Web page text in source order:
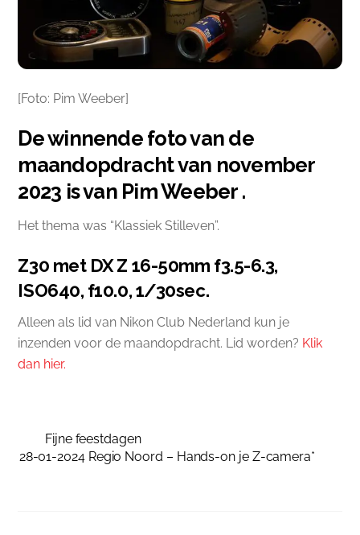
[Foto: Pim Weeber]
De winnende foto van de
maandopdracht van november
2023 is van Pim Weeber .
Het thema was “Klassiek Stilleven”.
Z30 met DX Z 16-50mm f3.5-6.3,
ISO640, f10.0, 1/30sec.
Alleen als lid van Nikon Club Nederland kun je
inzenden voor de maandopdracht. Lid worden? Klik
dan hier.
Fijne feestdagen
28-01-2024 Regio Noord – Hands-on je Z-camera*